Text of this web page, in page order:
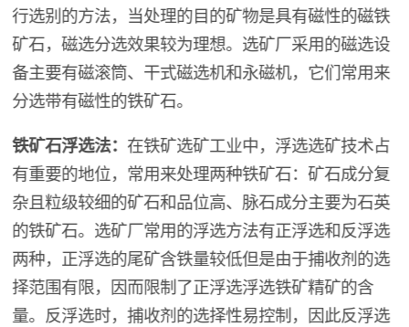
行选别的方法，当处理的目的矿物是具有磁性的磁铁
矿石，磁选分选效果较为理想。选矿厂采用的磁选设
备主要有磁滚筒、干式磁选机和永磁机，它们常用来
分选带有磁性的铁矿石。
铁矿石浮选法： 在铁矿选矿工业中，浮选选矿技术占
有重要的地位，常用来处理两种铁矿石：矿石成分复
杂且粒级较细的矿石和品位高、脉石成分主要为石英
的铁矿石。选矿厂常用的浮选方法有正浮选和反浮选
两种，正浮选的尾矿含铁量较低但是由于捕收剂的选
择范围有限，因而限制了正浮选浮选铁矿精矿的含
量。反浮选时，捕收剂的选择性易控制，因此反浮选